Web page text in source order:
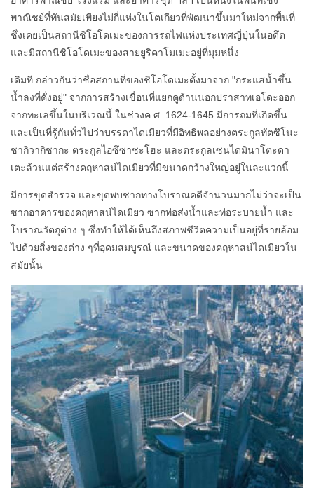
พาณิชย์ที่ทันสมัยเพียงไม่กี่แห่งในโตเกียวที่พัฒนาขึ้นมาใหม่จากพื้นที่
ซึ่งเคยเป็นสถานีชิโอโดเมะของการรถไฟแห่งประเทศญี่ปุ่นในอดึต
และมีสถานีชิโอโดเมะของสายยูริคาโมเมะอยู่ที่มุมหนึ่ง
เดิมที กล่าวกันว่าชื่อสถานที่ของชิโอโดเมะตั้งมาจาก "กระแสน้ำขึ้น
น้ำลงที่คั่งอยู่" จากการสร้างเขื่อนที่แยกคูด้านนอกปราสาทเอโดะออก
จากทะเลขึ้นในบริเวณนี้ ในช่วงค.ศ. 1624-1645 มีการถมที่เกิดขึ้น
และเป็นที่รู้กันทั่วไปว่าบรรดาไดเมียวที่มีอิทธิพลอย่างตระกูลทัตซึโนะ
ซากิวากิซากะ ตระกูลไอซึซาซะโฮะ และตระกูลเซนไดมินาโตะดา
เตะล้วนแต่สร้างคฤหาสน์ไดเมียวที่มีขนาดกว้างใหญ่อยู่ในละแวกนี้
มีการขุดสำรวจ และขุดพบซากทางโบราณคดีจำนวนมากไม่ว่าจะเป็น
ซากอาคารของคฤหาสน์ไดเมียว ซากท่อส่งน้ำและท่อระบายน้ำ และ
โบราณวัตถุต่าง ๆ ซึ่งทำให้ได้เห็นถึงสภาพชีวิตความเป็นอยู่ที่รายล้อม
ไปด้วยสิ่งของต่าง ๆที่อุดมสมบูรณ์ และขนาดของคฤหาสน์ไดเมียวใน
สมัยนั้น